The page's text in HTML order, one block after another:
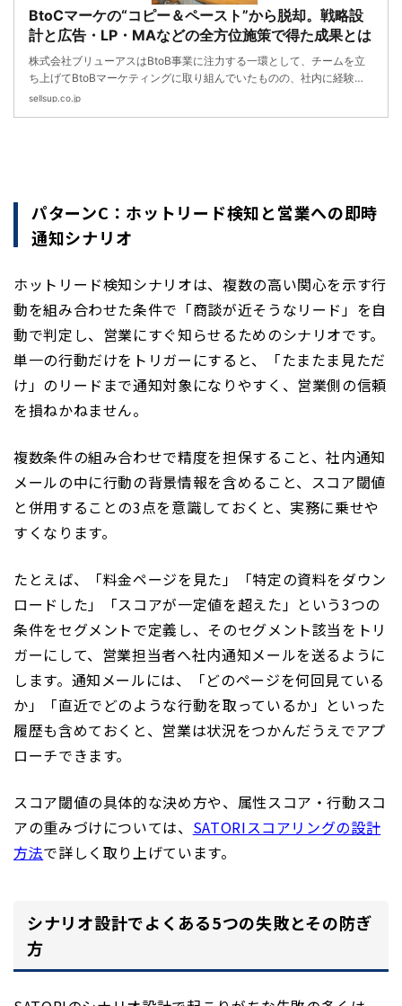
BtoCマーケの“コピー＆ペースト”から脱却。戦略設
計と広告・LP・MAなどの全方位施策で得た成果とは
株式会社ブリューアスはBtoB事業に注力する一環として、チームを立
ち上げてBtoBマーケティングに取り組んでいたものの、社内に経験者
が不在だったことから全体戦略の立案や施策の実行に課題を抱えていま
sellsup.co.jp
パターンC：ホットリード検知と営業への即時
通知シナリオ
ホットリード検知シナリオは、複数の高い関心を示す行
動を組み合わせた条件で「商談が近そうなリード」を自
動で判定し、営業にすぐ知らせるためのシナリオです。
単一の行動だけをトリガーにすると、「たまたま見ただ
け」のリードまで通知対象になりやすく、営業側の信頼
を損ねかねません。
複数条件の組み合わせで精度を担保すること、社内通知
メールの中に行動の背景情報を含めること、スコア閾値
と併用することの3点を意識しておくと、実務に乗せや
すくなります。
たとえば、「料金ページを見た」「特定の資料をダウン
ロードした」「スコアが一定値を超えた」という3つの
条件をセグメントで定義し、そのセグメント該当をトリ
ガーにして、営業担当者へ社内通知メールを送るように
します。通知メールには、「どのページを何回見ている
か」「直近でどのような行動を取っているか」といった
履歴も含めておくと、営業は状況をつかんだうえでアプ
ローチできます。
スコア閾値の具体的な決め方や、属性スコア・行動スコ
アの重みづけについては、 SATORIスコアリングの設計
方法で詳しく取り上げています。
シナリオ設計でよくある5つの失敗とその防ぎ
方